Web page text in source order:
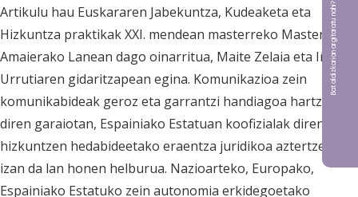
Artikulu hau Euskararen Jabekuntza, Kudeaketa eta
Hizkuntza praktikak XXI. mendean masterreko Master
Amaierako Lanean dago oinarritua, Maite Zelaia eta Iñigo
Urrutiaren gidaritzapean egina. Komunikazioa zein
komunikabideak geroz eta garrantzi handiagoa hartzen ari
diren garaiotan, Espainiako Estatuan koofizialak diren
hizkuntzen hedabideetako eraentza juridikoa aztertzea
izan da lan honen helburua. Nazioarteko, Europako,
Espainiako Estatuko zein autonomia erkidegoetako
Bat aldizkarian argitaratu nahi?